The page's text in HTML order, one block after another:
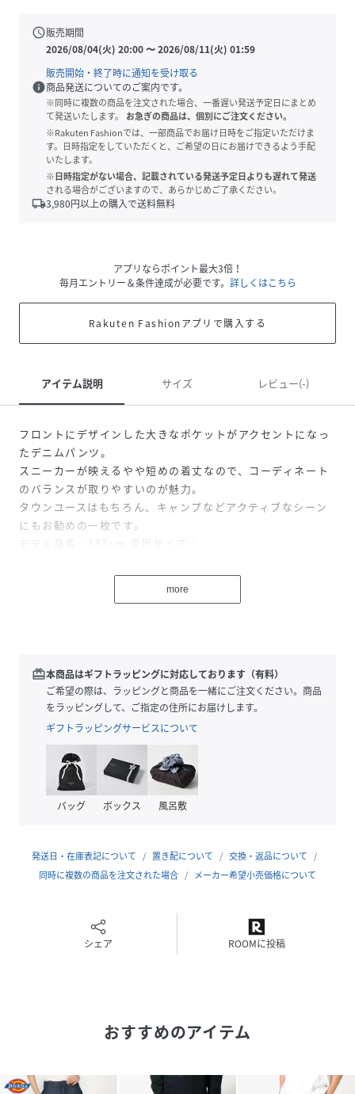
schedule販売期間
2026/08/04(火) 20:00〜2026/08/11(火) 01:59
販売開始・終了時に通知を受け取る
info商品発送についてのご案内です。
※同時に複数の商品を注文された場合、一番遅い発送予定日にまとめ
て発送いたします。
お急ぎの商品は、個別にご注文ください。
※Rakuten Fashionでは、一部商品でお届け日時をご指定いただけま
す。日時指定をしていただくと、ご希望の日にお届けできるよう手配
いたします。
※日時指定がない場合、記載されている発送予定日よりも遅れて発送
される場合がございますので、あらかじめご了承ください。
local_shipping3,980円以上の購入で送料無料
アプリならポイント最大3倍！
毎月エントリー＆条件達成が必要です。 詳しくはこちら
Rakuten Fashionアプリで購入する
アイテム説明 サイズ レビュー(-)
フロントにデザインした大きなポケットがアクセントになっ
たデニムパンツ。
スニーカーが映えるやや短めの着丈なので、コーディネート
のバランスが取りやすいのが魅力。
タウンユースはもちろん、キャンプなどアクティブなシーン
にもお勧めの一枚です。
モデル身長：183cm 着用サイズ：
素材 コットン100%
サイズ 28inch、30inch、32inch、34inch、36inch
クリーニング 洗濯機洗い可
品番
HD7904_18452700
(18452700-45-01 HD7904
more
redeem本商品はギフトラッピングに対応しております（有料）
ご希望の際は、ラッピングと商品を一緒にご注文ください。商品
をラッピングして、ご指定の住所にお届けします。
ギフトラッピングサービスについて
バッグ ボックス 風呂敷
発送日・在庫表記について 置き配について
交換・返品について
同時に複数の商品を注文された場合
メーカー希望小売価格について
シェア ROOMに投稿
おすすめのアイテム